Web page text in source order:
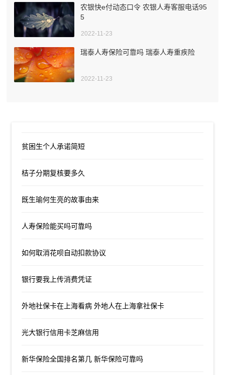
农银快e付动态口令 农银人寿客服电话95
5
2022-11-23
瑞泰人寿保险可靠吗 瑞泰人寿重疾险
2022-11-23
贫困生个人承诺简短
桔子分期复核要多久
既生瑜何生亮的故事由来
人寿保险能买吗可靠吗
如何取消花呗自动扣款协议
银行要我上传消费凭证
外地社保卡在上海看病 外地人在上海拿社保卡
光大银行信用卡芝麻信用
新华保险全国排名第几 新华保险可靠吗